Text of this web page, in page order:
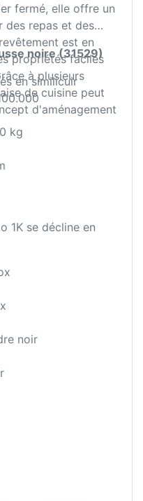
fermé, elle offre un
des repas et des
est en
propriétés faciles
à plusieurs
de cuisine peut
d'aménagement
noire (31529)
en similicuir
kg
1K se décline en
noir